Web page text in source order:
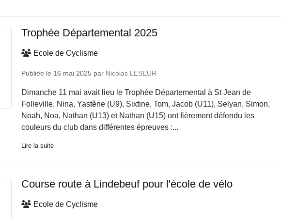
Trophée Départemental 2025
Ecole de Cyclisme
Publiée le 16 mai 2025 par Nicolas LESEUR
Dimanche 11 mai avait lieu le Trophée Départemental à St Jean de
Folleville. Nina, Yastène (U9), Sixtine, Tom, Jacob (U11), Selyan, Simon,
Noah, Noa, Nathan (U13) et Nathan (U15) ont fièrement défendu les
couleurs du club dans différentes épreuves :...
Lire la suite
Course route à Lindebeuf pour l'école de vélo
Ecole de Cyclisme